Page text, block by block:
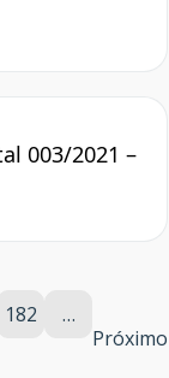
003/2021 –
182
…
Próximo